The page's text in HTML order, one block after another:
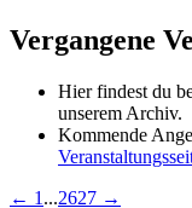
Vergangene
Hier findest du
unserem Archiv.
Kommende
← 1 ...2627 →